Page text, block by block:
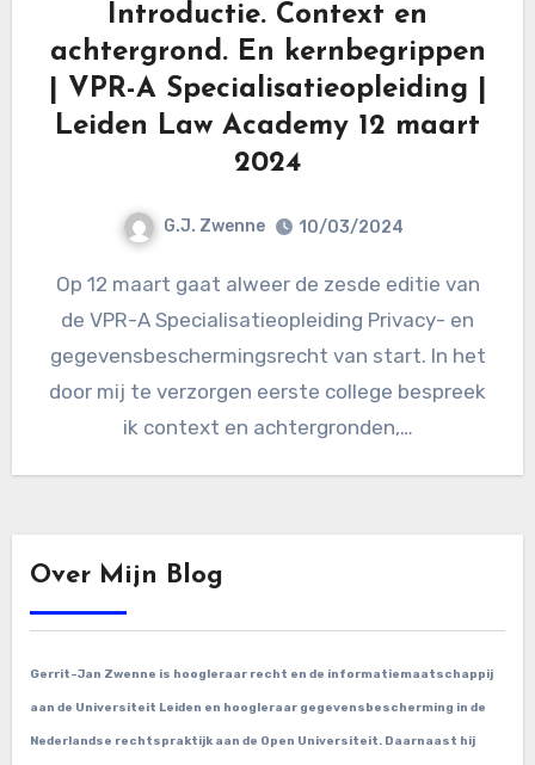
Introductie. Context en
achtergrond. En kernbegrippen
| VPR-A Specialisatieopleiding |
Leiden Law Academy 12 maart
2024
G.J. Zwenne 10/03/2024
Op 12 maart gaat alweer de zesde editie van
de VPR-A Specialisatieopleiding Privacy- en
gegevensbeschermingsrecht van start. In het
door mij te verzorgen eerste college bespreek
ik context en achtergronden,…
Over Mijn Blog
Gerrit-Jan Zwenne is hoogleraar recht en de informatiemaatschappij
aan de Universiteit Leiden en hoogleraar gegevensbescherming in de
Nederlandse rechtspraktijk aan de Open Universiteit. Daarnaast hij